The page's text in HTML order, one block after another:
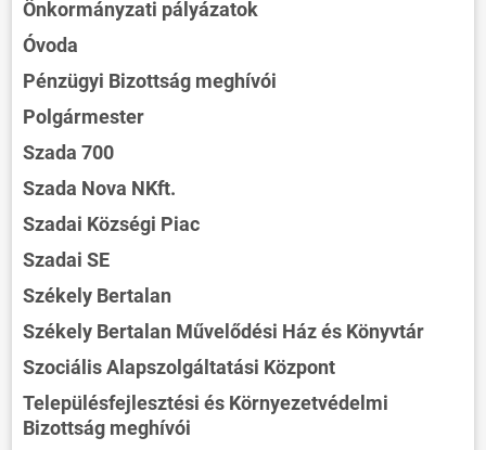
Önkormányzati pályázatok
Óvoda
Pénzügyi Bizottság meghívói
Polgármester
Szada 700
Szada Nova NKft.
Szadai Községi Piac
Szadai SE
Székely Bertalan
Székely Bertalan Művelődési Ház és Könyvtár
Szociális Alapszolgáltatási Központ
Településfejlesztési és Környezetvédelmi
Bizottság meghívói